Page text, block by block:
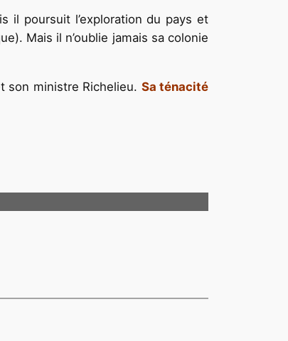
il poursuit l’exploration du pays et
Mais il n’oublie jamais sa colonie
son ministre Richelieu. Sa ténacité